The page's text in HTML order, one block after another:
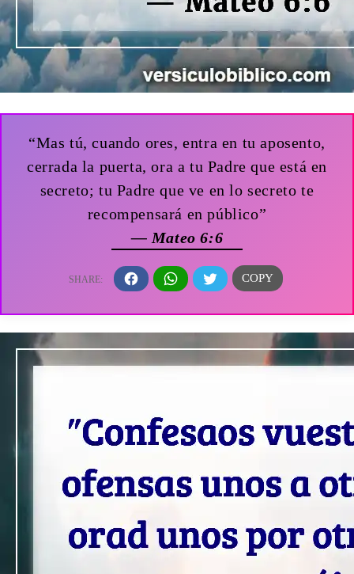
“Mas tú, cuando ores, entra en tu aposento,
cerrada la puerta, ora a tu Padre que está en
secreto; tu Padre que ve en lo secreto te
recompensará en público”
— Mateo 6:6